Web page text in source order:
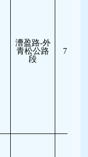
漕盈路-外
青松公路
段
7:30-